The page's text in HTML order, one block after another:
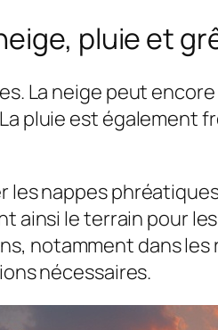
pluie et
La neige peut
pluie est également
nappes
ainsi le terrain pour
notamment dans les
nécessaires.